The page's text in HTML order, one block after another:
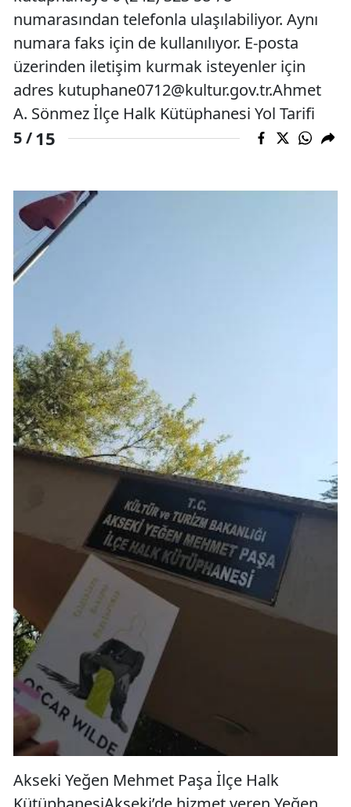
numarasından telefonla ulaşılabiliyor. Aynı
numara faks için de kullanılıyor. E-posta
üzerinden iletişim kurmak isteyenler için
adres kutuphane0712@kultur.gov.tr.Ahmet
A. Sönmez İlçe Halk Kütüphanesi Yol Tarifi
5 /15
Akseki Yeğen Mehmet Paşa İlçe Halk